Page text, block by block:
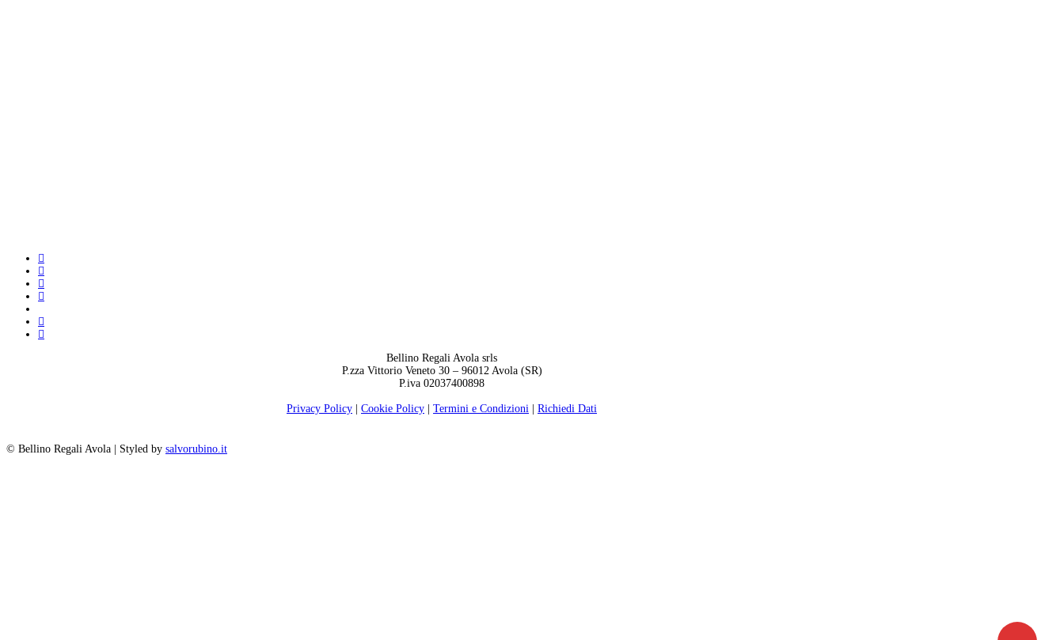
facebook
google-
plus
instagram
whatsapp
phone
email
Bellino Regali Avola srls
P.zza Vittorio Veneto 30 – 96012 Avola (SR)
P.iva 02037400898
Privacy Policy Cookie Policy Termini e Condizioni Richiedi Dati
© Bellino Regali Avola | Styled by salvorubino.it